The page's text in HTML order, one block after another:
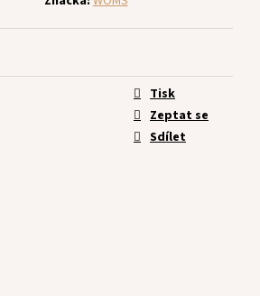
Tisk
Zeptat se
Sdílet